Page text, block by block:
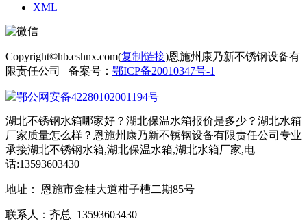
XML
Copyright©hb.eshnx.com(复制链接)恩施州康乃新不锈钢设备有
限责任公司 备案号： 鄂ICP备20010347号-1
鄂公网安备42280102001194号
湖北不锈钢水箱哪家好？湖北保温水箱报价是多少？湖北水箱
厂家质量怎么样？恩施州康乃新不锈钢设备有限责任公司专业
承接湖北不锈钢水箱,湖北保温水箱,湖北水箱厂家,电
话:13593603430
地址： 恩施市金桂大道柑子槽二期85号
联系人：齐总 13593603430